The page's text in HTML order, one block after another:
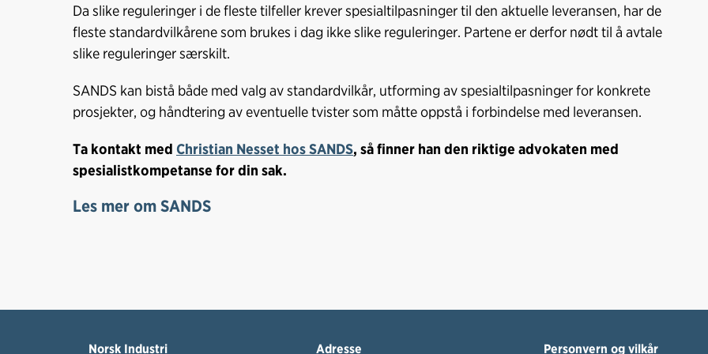
Da slike reguleringer i de fleste tilfeller krever spesialtilpasninger til den aktuelle leveransen, har de
fleste standardvilkårene som brukes i dag ikke slike reguleringer. Partene er derfor nødt til å avtale
slike reguleringer særskilt.
SANDS kan bistå både med valg av standardvilkår, utforming av spesialtilpasninger for konkrete
prosjekter, og håndtering av eventuelle tvister som måtte oppstå i forbindelse med leveransen.
Ta kontakt med Christian Nesset hos SANDS, så finner han den riktige advokaten med
spesialistkompetanse for din sak.
Les mer om SANDS
Norsk Industri Adresse Personvern og vilkår